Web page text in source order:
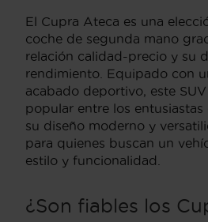
El Cupra Ateca es una
coche de segunda mano
relación calidad-precio y su
rendimiento. Equipado con
acabado deportivo, este
popular entre los entusiastas
su diseño moderno y
para quienes buscan un
estilo y funcionalidad.
¿Son fiables los